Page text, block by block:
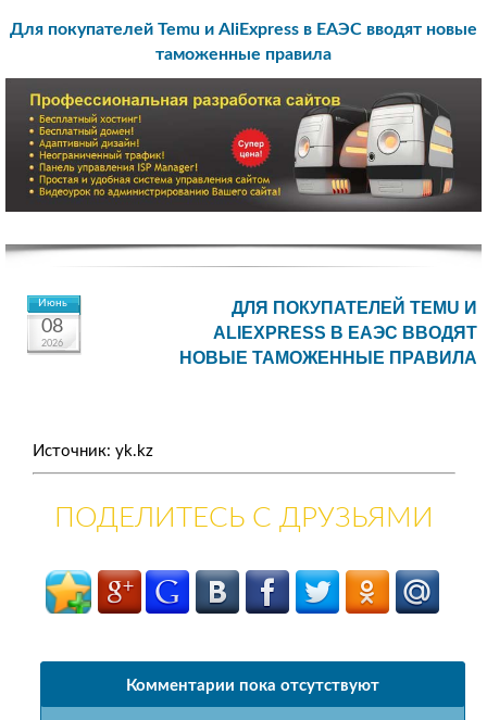
Для покупателей Temu и AliExpress в ЕАЭС вводят новые
таможенные правила
Июнь
08
2026
ДЛЯ ПОКУПАТЕЛЕЙ TEMU И
ALIEXPRESS В ЕАЭС ВВОДЯТ
НОВЫЕ ТАМОЖЕННЫЕ ПРАВИЛА
Источник: yk.kz
ПОДЕЛИТЕСЬ С ДРУЗЬЯМИ
Комментарии пока отсутствуют